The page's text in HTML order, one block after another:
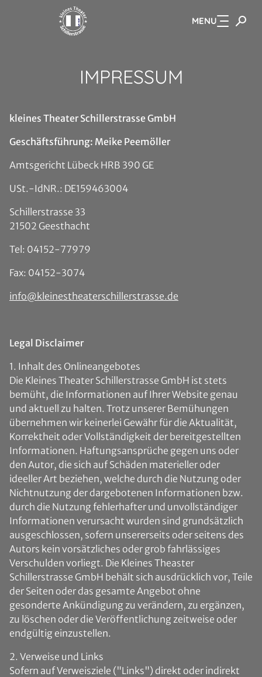
Zum Hauptinhalt springen MENU
IMPRESSUM
kleines Theater Schillerstrasse GmbH
Geschäftsführung: Meike Peemöller
Amtsgericht Lübeck HRB 390 GE
USt.-IdNR.: DE159463004
Schillerstrasse 33
21502 Geesthacht
Tel: 04152-77979
Fax: 04152-3074
info@kleinestheaterschillerstrasse.de
Legal Disclaimer
1. Inhalt des Onlineangebotes
Die Kleines Theater Schillerstrasse GmbH ist stets
bemüht, die Informationen auf Ihrer Website genau
und aktuell zu halten. Trotz unserer Bemühungen
übernehmen wir keinerlei Gewähr für die Aktualität,
Korrektheit oder Vollständigkeit der bereitgestellten
Informationen. Haftungsansprüche gegen uns oder
den Autor, die sich auf Schäden materieller oder
ideeller Art beziehen, welche durch die Nutzung oder
Nichtnutzung der dargebotenen Informationen bzw.
durch die Nutzung fehlerhafter und unvollständiger
Informationen verursacht wurden sind grundsätzlich
ausgeschlossen, sofern unsererseits oder seitens des
Autors kein vorsätzliches oder grob fahrlässiges
Verschulden vorliegt. Die Kleines Theaster
Schillerstrasse GmbH behält sich ausdrücklich vor, Teile
der Seiten oder das gesamte Angebot ohne
gesonderte Ankündigung zu verändern, zu ergänzen,
zu löschen oder die Veröffentlichung zeitweise oder
endgültig einzustellen.
2. Verweise und Links
Sofern auf Verweisziele ("Links") direkt oder indirekt